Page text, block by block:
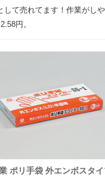
して売れてます！作業がし
円。
ポリ手袋 外エンボスタ